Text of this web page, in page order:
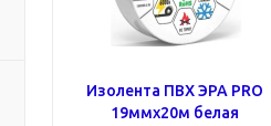
Изолента ПВХ ЭРА PRO
19ммх20м белая